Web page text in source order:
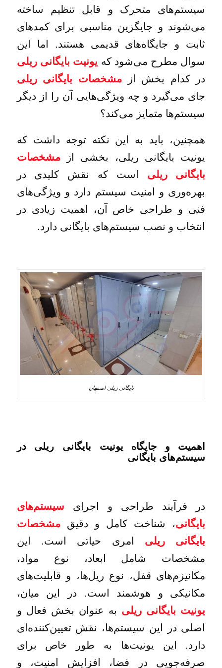
سیستم‌های متحرک و قابل تنظیم ساخته
می‌شوند و جایگزین مناسبی برای کمدهای
ثابت و جایگاه‌های قدیمی هستند. اما این
سوال مطرح می‌شود که یونیت بایگانی ریلی
در کدام بخش ازمشخصات بایگانی ریلی
جای می‌گیرد و چه ویژگی‌هایی آن را از دیگر
سیستم‌ها متمایز می‌کند؟
همچنین، باید به این نکته توجه داشت که
یونیت بایگانی ریلی، بخشی ازمشخصات
بایگانی ریلی است که نقش کلیدی در
بهره‌وری و امنیت سیستم دارد و ویژگی‌های
فنی و طراحی خاص آن، اهمیت زیادی در
انتخاب و نصب سیستم‌های بایگانی دارد.
بایگانی ریلی اصفهان
اهمیت و جایگاه یونیت بایگانی ریلی در
سیستم‌های بایگانی
در فرآیند طراحی و اجرای سیستم‌های
بایگانی، شناخت کامل و دقیقمشخصات
بایگانی ریلی امری حیاتی است. این
مشخصات شامل ابعاد، نوع مواد،
مکانیزم‌های قفل، نوع ریل‌ها، و قابلیت‌های
مکانیکی و هوشمند است. در این میان،
یونیت بایگانی ریلی به عنوان بخش فعال و
اصلی در این سیستم‌ها، نقش تعیین‌کننده‌ای
دارد. این یونیت‌ها به طور خاص برای
صرفه‌جویی در فضا، افزایش امنیت، و